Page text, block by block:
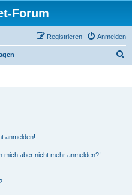
Forum
Anmelden
Registrieren
anmelden!
mich aber nicht mehr anmelden?!